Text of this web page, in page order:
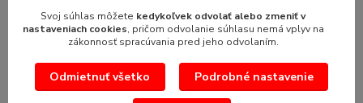
Svoj súhlas môžete kedykoľvek odvolať alebo zmeniť v
nastaveniach cookies, pričom odvolanie súhlasu nemá vplyv na
zákonnosť spracúvania pred jeho odvolaním.
Odmietnuť všetko Podrobné nastavenie